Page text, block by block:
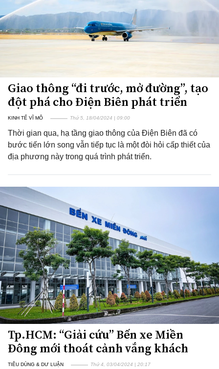
Giao thông “đi trước, mở đường”, tạo
đột phá cho Điện Biên phát triển
KINH TẾ VĨ MÔ Thứ 5, 18/04/2024 | 09:00
Thời gian qua, hạ tầng giao thông của Điện Biên đã có
bước tiến lớn song vẫn tiếp tục là một đòi hỏi cấp thiết của
địa phương này trong quá trình phát triển.
Tp.HCM: “Giải cứu” Bến xe Miền
Đông mới thoát cảnh vắng khách
TIÊU DÙNG & DƯ LUẬN Thứ 4, 03/04/2024 | 20:17